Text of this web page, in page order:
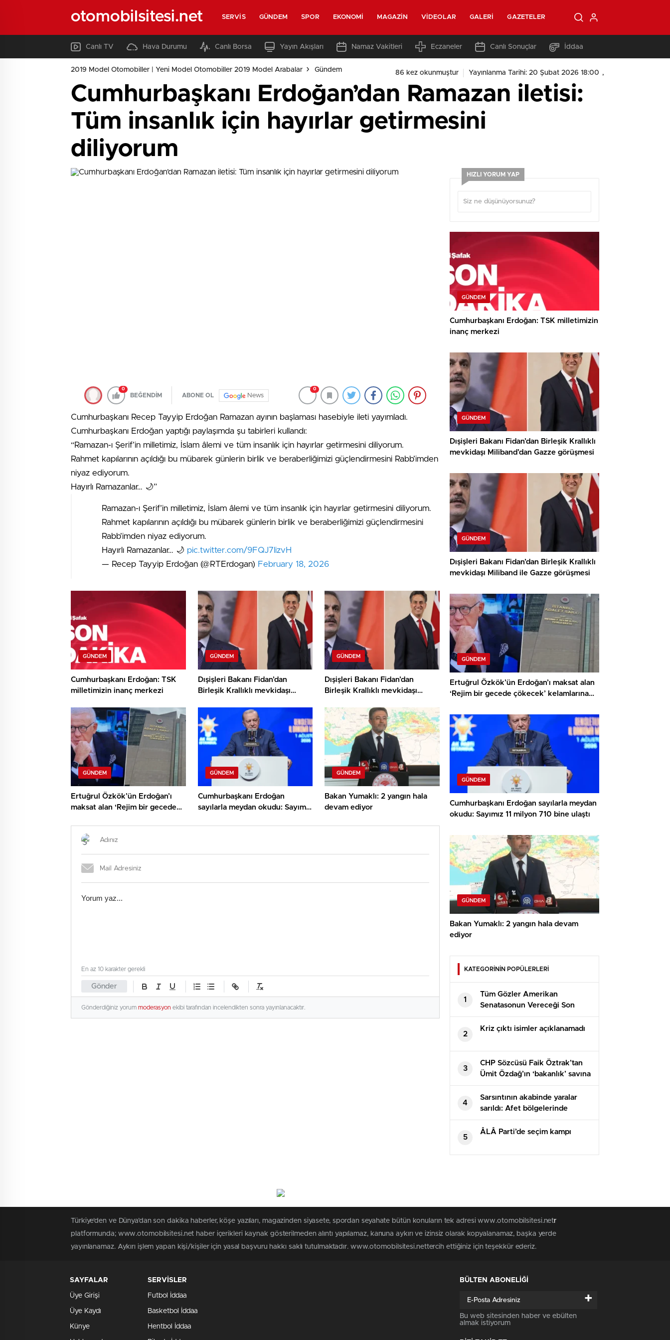
otomobilsitesi.net SERVIS GÜNDEM SPOR EKONOMI MAGAZIN VIDEOLAR GALERI GAZETELER
Canlı TV Hava Durumu Canlı Borsa Yayın Akışları Namaz Vakitleri Eczaneler Canlı Sonuçlar İddaa
,
2019 Model Otomobiller | Yeni Model Otomobiller 2019 Model Arabalar Gündem 86 kez okunmuştur Yayınlanma Tarihi: 20 Şubat 2026 18:00
Cumhurbaşkanı Erdoğan’dan Ramazan iletisi:
Tüm insanlık için hayırlar getirmesini
diliyorum
0
BEĞENDİM ABONE OL News
0
Cumhurbaşkanı Recep Tayyip Erdoğan Ramazan ayının başlaması hasebiyle ileti yayımladı.
Cumhurbaşkanı Erdoğan yaptığı paylaşımda şu tabirleri kullandı:
“Ramazan-ı Şerif’in milletimiz, İslam âlemi ve tüm insanlık için hayırlar getirmesini diliyorum.
Rahmet kapılarının açıldığı bu mübarek günlerin birlik ve beraberliğimizi güçlendirmesini Rabb’imden
niyaz ediyorum.
Hayırlı Ramazanlar… 🌙”
Ramazan-ı Şerif’in milletimiz, İslam âlemi ve tüm insanlık için hayırlar getirmesini diliyorum.
Rahmet kapılarının açıldığı bu mübarek günlerin birlik ve beraberliğimizi güçlendirmesini
Rabb’imden niyaz ediyorum.
Hayırlı Ramazanlar… 🌙 pic.twitter.com/9FQJ7lizvH
— Recep Tayyip Erdoğan (@RTErdogan) February 18, 2026
GÜNDEM
Cumhurbaşkanı Erdoğan: TSK
milletimizin inanç merkezi
GÜNDEM
Dışişleri Bakanı Fidan’dan
Birleşik Krallıklı mevkidaşı
GÜNDEM
Dışişleri Bakanı Fidan’dan
Birleşik Krallıklı mevkidaşı
GÜNDEM
Ertuğrul Özkök’ün Erdoğan’ı
maksat alan ‘Rejim bir gecede
GÜNDEM
Cumhurbaşkanı Erdoğan
sayılarla meydan okudu: Sayımız
GÜNDEM
Bakan Yumaklı: 2 yangın hala
devam ediyor
Gönder
En az 10 karakter gerekli
Gönderdiğiniz yorum moderasyon ekibi tarafından incelendikten sonra yayınlanacaktır.
HIZLI YORUM YAP
GÜNDEM
Cumhurbaşkanı Erdoğan: TSK milletimizin
inanç merkezi
GÜNDEM
Dışişleri Bakanı Fidan’dan Birleşik Krallıklı
mevkidaşı Miliband’dan Gazze görüşmesi
GÜNDEM
Dışişleri Bakanı Fidan’dan Birleşik Krallıklı
mevkidaşı Miliband ile Gazze görüşmesi
GÜNDEM
Ertuğrul Özkök’ün Erdoğan’ı maksat alan
‘Rejim bir gecede çökecek’ kelamlarına
GÜNDEM
Cumhurbaşkanı Erdoğan sayılarla meydan
okudu: Sayımız 11 milyon 710 bine ulaştı
GÜNDEM
Bakan Yumaklı: 2 yangın hala devam
ediyor
KATEGORİNİN POPÜLERLERİ
1
Tüm Gözler Amerikan
Senatasonun Vereceği Son
Kararda
2
Kriz çıktı isimler açıklanamadı
3
CHP Sözcüsü Faik Öztrak’tan
Ümit Özdağ’ın ‘bakanlık’ savına
yalanlama: İki protokolde de bu
türlü bir husus yok
4
Sarsıntının akabinde yaralar
sarıldı: Afet bölgelerinde
yapılan yaklaşık 45 bin konut
vatandaşlara teslim edildi
5
ÂLÂ Parti’de seçim kampı
Türkiye'den ve Dünya’dan son dakika haberler, köşe yazıları, magazinden siyasete, spordan seyahate bütün konuların tek adresi www.otomobilsitesi.netr
platformunda; www.otomobilsitesi.net haber içerikleri kaynak gösterilmeden alıntı yapılamaz, kanuna aykırı ve izinsiz olarak kopyalanamaz, başka yerde
yayınlanamaz. Aykırı işlem yapan kişi/kişiler için yasal başvuru hakkı saklı tutulmaktadır. www.otomobilsitesi.nettercih ettiğiniz için teşekkür ederiz.
SAYFALAR
Üye Girişi
Üye Kaydı
Künye
SERVİSLER
Futbol İddaa
Basketbol İddaa
Hentbol İddaa
BÜLTEN ABONELİĞİ
+
Bu web sitesinden haber ve ebülten
almak istiyorum